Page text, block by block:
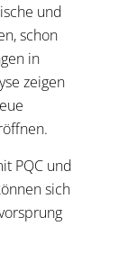
und
schon
in
zeigen
PQC und
sich